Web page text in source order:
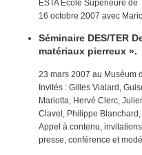
ESTA École Supérieure de
16 octobre 2007 avec
Séminaire DES/TER
matériaux pierreux ».
23 mars 2007 au Muséum
Invités : Gilles Vialard,
Mariotta, Hervé Clerc,
Clavel, Philippe
Appel à contenu,
presse, conférence et